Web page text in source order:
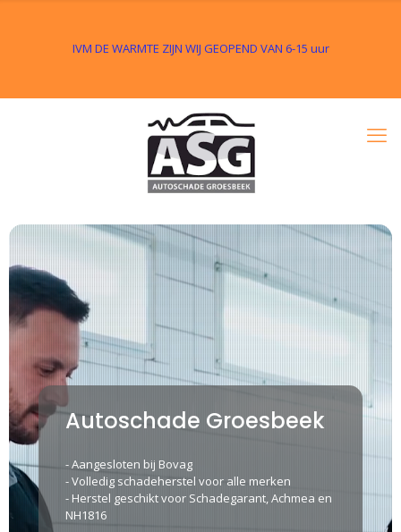
IVM DE WARMTE ZIJN WIJ GEOPEND VAN 6-15 uur
Autoschade Groesbeek
- Aangesloten bij Bovag
- Volledig schadeherstel voor alle merken
- Herstel geschikt voor Schadegarant, Achmea en
NH1816